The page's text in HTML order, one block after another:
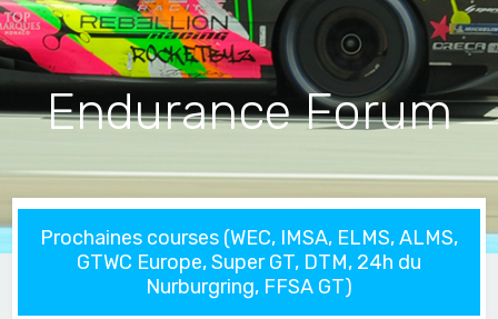
Endurance Forum
Prochaines courses (WEC, IMSA, ELMS, ALMS,
GTWC Europe, Super GT, DTM, 24h du
Nurburgring, FFSA GT)